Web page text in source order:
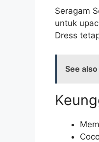
Seragam
untuk
Dress
See also